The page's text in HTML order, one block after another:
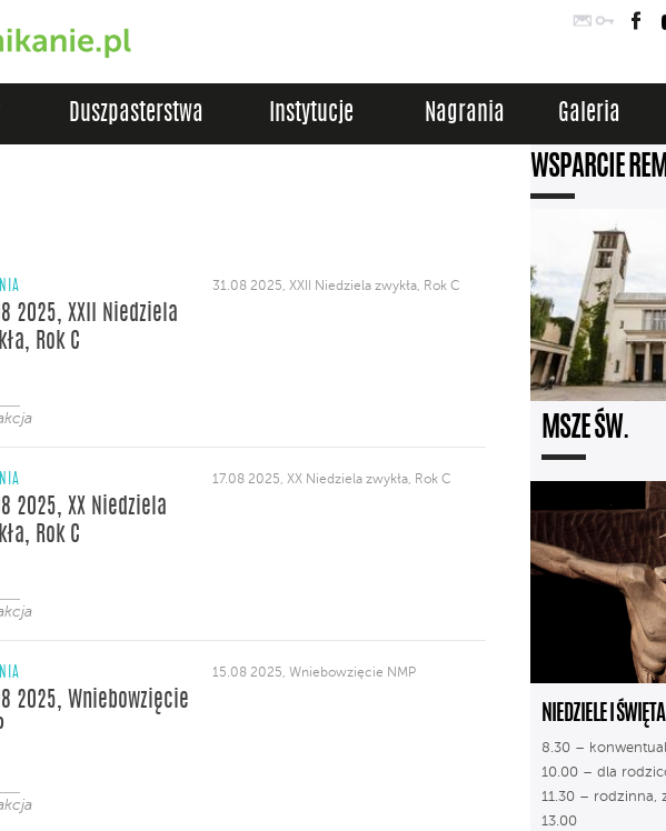
Poczta
Duszpasterstwa Instytucje Nagrania Galeria
2025, XXII Niedziela
Rok C
31.08 2025, XXII Niedziela zwykła, Rok C
2025, XX Niedziela
Rok C
17.08 2025, XX Niedziela zwykła, Rok C
2025, Wniebowzięcie
15.08 2025, Wniebowzięcie NMP
WSPARCIE
MSZE ŚW.
NIEDZIELE I ŚWIĘTA
8.30 –
10.00 – dla
11.30 – rodzinna,
13.00